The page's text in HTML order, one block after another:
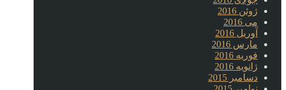
ژوئن 2016
می 2016
آوریل 2016
مارس 2016
فوریه 2016
ژانویه 2016
دسامبر 2015